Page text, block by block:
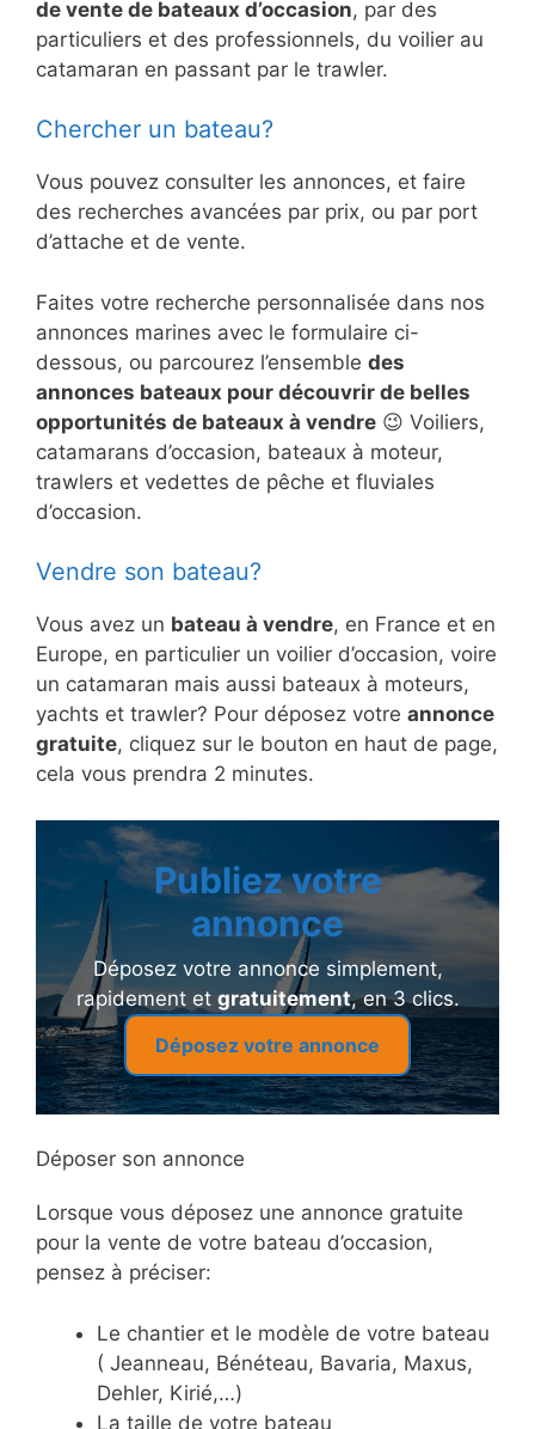
de vente de bateaux d’occasion, par des
particuliers et des professionnels, du voilier au
catamaran en passant par le trawler.
Chercher un bateau?
Vous pouvez consulter les annonces, et faire
des recherches avancées par prix, ou par port
d’attache et de vente.
Faites votre recherche personnalisée dans nos
annonces marines avec le formulaire ci-
dessous, ou parcourez l’ensemble des
annonces bateaux pour découvrir de belles
opportunités de bateaux à vendre 😉 Voiliers,
catamarans d’occasion, bateaux à moteur,
trawlers et vedettes de pêche et fluviales
d’occasion.
Vendre son bateau?
Vous avez un bateau à vendre, en France et en
Europe, en particulier un voilier d’occasion, voire
un catamaran mais aussi bateaux à moteurs,
yachts et trawler? Pour déposez votre annonce
gratuite, cliquez sur le bouton en haut de page,
cela vous prendra 2 minutes.
Publiez votre
annonce
Déposez votre annonce simplement,
rapidement et gratuitement, en 3 clics.
Déposez votre annonce
Déposer son annonce
Lorsque vous déposez une annonce gratuite
pour la vente de votre bateau d’occasion,
pensez à préciser:
Le chantier et le modèle de votre bateau
( Jeanneau, Bénéteau, Bavaria, Maxus,
Dehler, Kirié,…)
La taille de votre bateau